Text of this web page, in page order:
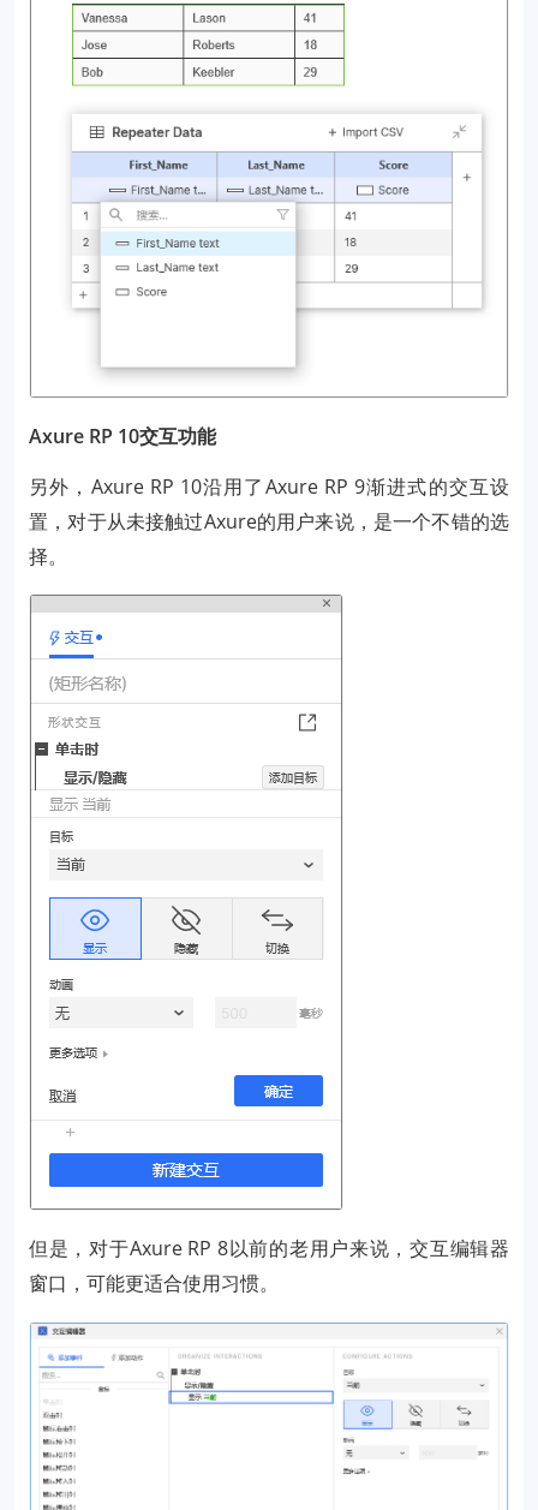
Axure RP 10交互功能
另外，Axure RP 10沿用了Axure RP 9渐进式的交互设
置，对于从未接触过Axure的用户来说，是一个不错的选
择。
但是，对于Axure RP 8以前的老用户来说，交互编辑器
窗口，可能更适合使用习惯。